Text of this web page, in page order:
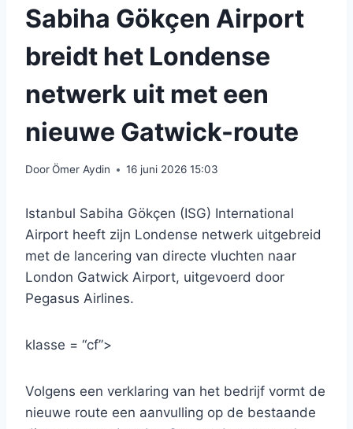
Sabiha Gökçen Airport
breidt het Londense
netwerk uit met een
nieuwe Gatwick-route
DoorÖmer Aydin 16 juni 2026 15:03
Istanbul Sabiha Gökçen (ISG) International
Airport heeft zijn Londense netwerk uitgebreid
met de lancering van directe vluchten naar
London Gatwick Airport, uitgevoerd door
Pegasus Airlines.
klasse = “cf”>
Volgens een verklaring van het bedrijf vormt de
nieuwe route een aanvulling op de bestaande